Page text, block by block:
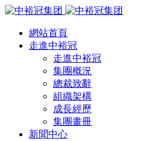
網站首頁
走進中裕冠
走進中裕冠
集團概況
總裁致辭
組織架構
成長經歷
集團畫冊
新聞中心